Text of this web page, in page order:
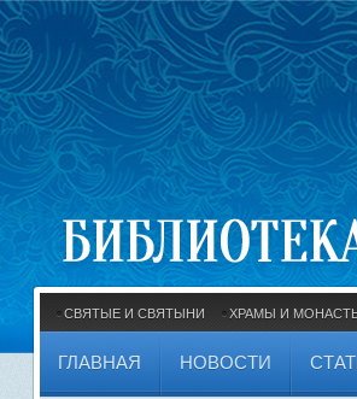
СВЯТЫЕ И СВЯТЫНИ ХРАМЫ И
ГЛАВНАЯ НОВОСТИ